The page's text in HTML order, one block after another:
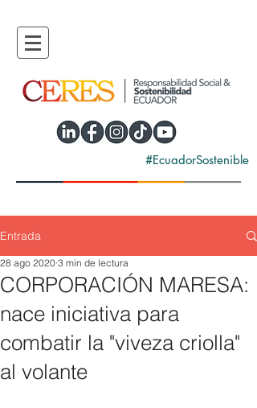
#EcuadorSostenible
Entrada
CORPORACIÓN MARESA:
nace iniciativa para
combatir la "viveza criolla"
al volante
28 ago 2020 3 min de lectura